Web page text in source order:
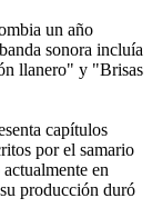
un año
sonora incluía
llanero" y "Brisas
capítulos
por el samario
en
producción duró